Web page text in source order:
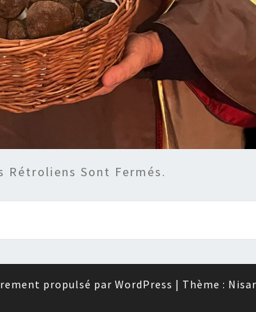
Rétroliens Sont Fermés.
propulsé par WordPress | Thème :